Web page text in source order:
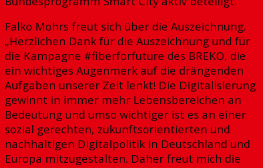
Falko Mohrs freut sich über die Auszeichnung.
„Herzlichen Dank für die Auszeichnung und für
die Kampagne #fiberforfuture des BREKO, die
ein wichtiges Augenmerk auf die drängenden
Aufgaben unserer Zeit lenkt! Die Digitalisierung
gewinnt in immer mehr Lebensbereichen an
Bedeutung und umso wichtiger ist es an einer
sozial gerechten, zukunftsorientierten und
nachhaltigen Digitalpolitik in Deutschland und
Europa mitzugestalten. Daher freut mich die